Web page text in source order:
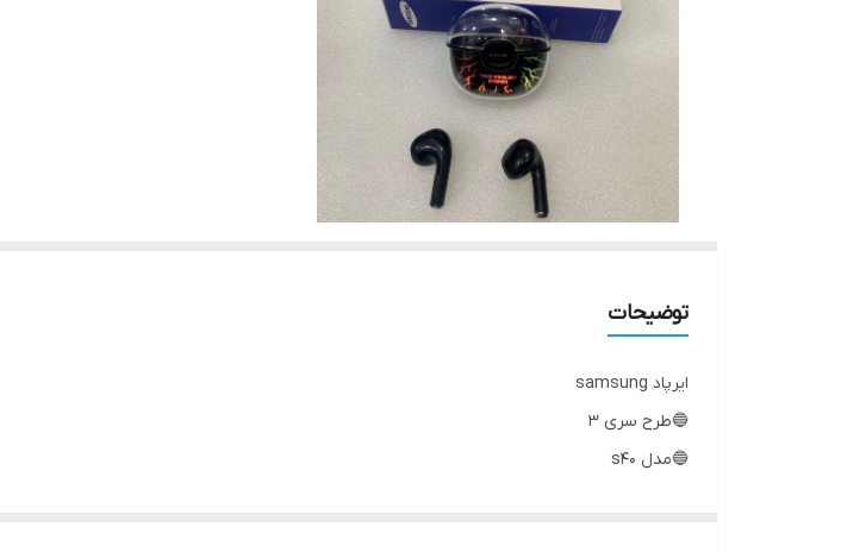
توضیحات
ایرپاد samsung
🔵طرح سری 3
🔵مدل s40